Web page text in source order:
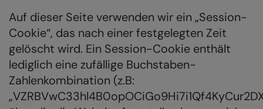
Auf dieser Seite verwenden wir ein „Session-
Cookie“, das nach einer festgelegten Zeit
gelöscht wird. Ein Session-Cookie enthält
lediglich eine zufällige Buchstaben-
Zahlenkombination (z.B: